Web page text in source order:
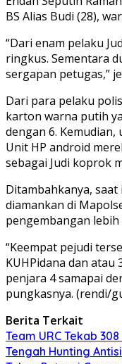
BS Alias Budi (28),
“Dari enam pelaku
ringkus. Sementara
sergapan petugas,”
Dari para pelaku
karton warna putih
dengan 6.
Unit HP android
sebagai Judi koprok
Ditambahkanya,
diamankan di
pengembangan lebih
“Keempat pejudi
KUHPidana dan atau
penjara 4 samapai
pungkasnya. (rendi/
Berita Terkait
Team URC Tekab
Tengah Hunting